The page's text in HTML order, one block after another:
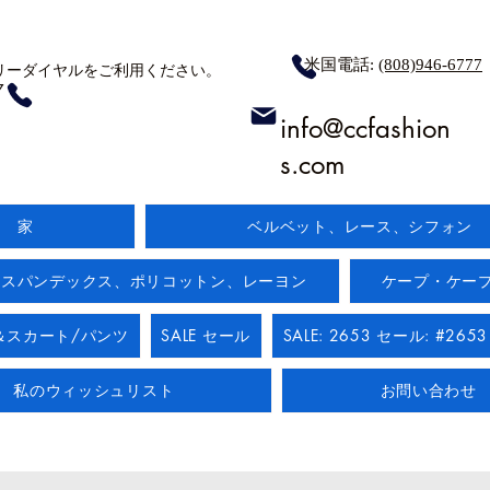
ダイヤルをご利用ください。
info@ccfashion
s.com
米国電話: (808)946-6777
家 ベルベット、レース、シフォン
パンデックス、ポリコットン、レーヨン ケープ・ケー
スカート/パンツ SALE セール SALE: 2653 セール: #2653
私のウィッシュリスト お問い合わせ